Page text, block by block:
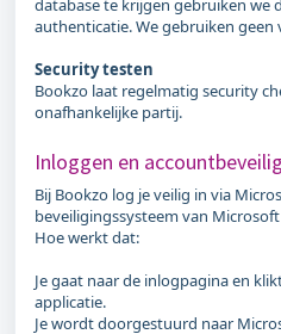
database te krijgen gebruiken we
authenticatie. We gebruiken
Security testen
Bookzo laat regelmatig security
onafhankelijke partij.
Inloggen en
Bij Bookzo log je veilig in via
beveiligingssysteem van
Hoe werkt dat:
Je gaat naar de inlogpagina en
applicatie.
Je wordt doorgestuurd naar